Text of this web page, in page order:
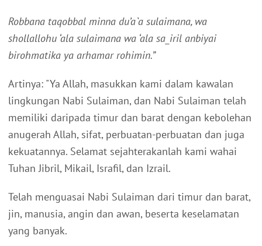
Robbana taqobbal minna du’a`a sulaimana, wa
shollallohu ‘ala sulaimana wa ‘ala sa_iril anbiyai
birohmatika ya arhamar rohimin.”
Artinya: "Ya Allah, masukkan kami dalam kawalan
lingkungan Nabi Sulaiman, dan Nabi Sulaiman telah
memiliki daripada timur dan barat dengan kebolehan
anugerah Allah, sifat, perbuatan-perbuatan dan juga
kekuatannya. Selamat sejahterakanlah kami wahai
Tuhan Jibril, Mikail, Israfil, dan Izrail.
Telah menguasai Nabi Sulaiman dari timur dan barat,
jin, manusia, angin dan awan, beserta keselamatan
yang banyak.